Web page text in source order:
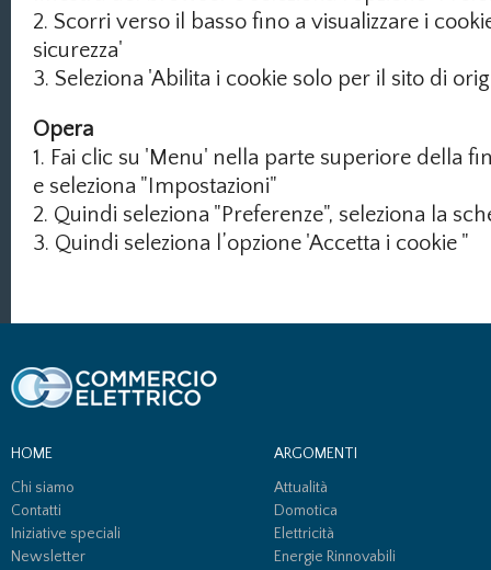
2. Scorri verso il basso fino a visualizzare i
sicurezza'
3. Seleziona 'Abilita i cookie solo per il sito di
Opera
1. Fai clic su 'Menu' nella parte superiore della
e seleziona "Impostazioni"
2. Quindi seleziona "Preferenze", seleziona la
3. Quindi seleziona l’opzione 'Accetta i cookie "
HOME
Chi siamo
Contatti
Iniziative speciali
Newsletter
ARGOMENTI
Attualità
Domotica
Elettricità
Energie Rinnovabili